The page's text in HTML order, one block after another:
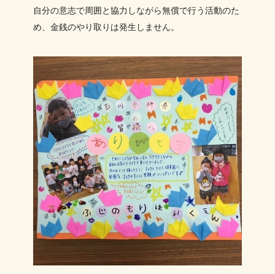
自分の意志で周囲と協力しながら無償で行う活動のた
め、金銭のやり取りは発生しません。